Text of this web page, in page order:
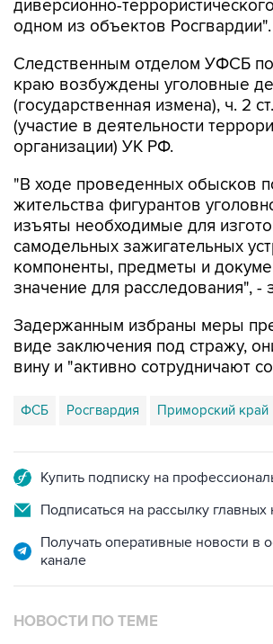
Следственным отделом УФСБ по
(государственная измена), ч. 2
(участие в деятельности
организации) УК РФ.
"В ходе проведенных обысков
изъяты необходимые для
самодельных зажигательных
компоненты, предметы и
значение для расследования", -
Задержанным избраны меры
вину и "активно сотрудничают со
ФСБ Росгвардия Приморский край
Подписаться на рассылку главных
Получать оперативные новости в
НОВОСТИ ПО ТЕМЕ
4 августа 10:22